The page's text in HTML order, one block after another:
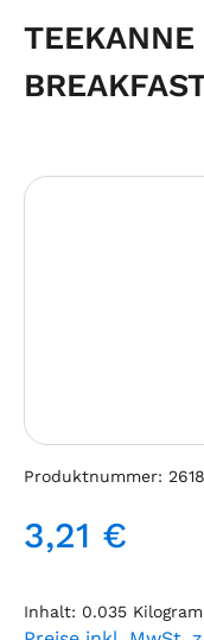
Bildergalerie
Produktnummer:
Regulärer Preis:
3,21 €
Inhalt: 0.035